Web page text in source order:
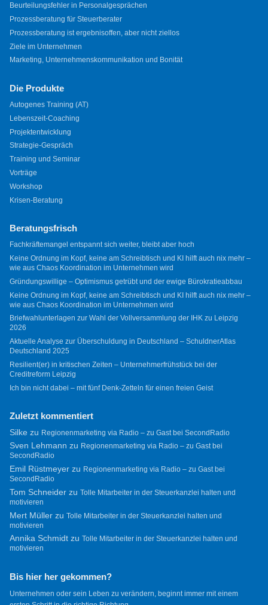
Beurteilungsfehler in Personalgesprächen
Prozessberatung für Steuerberater
Prozessberatung ist ergebnisoffen, aber nicht ziellos
Ziele im Unternehmen
Marketing, Unternehmenskommunikation und Bonität
Die Produkte
Autogenes Training (AT)
Lebenszeit-Coaching
Projektentwicklung
Strategie-Gespräch
Training und Seminar
Vorträge
Workshop
Krisen-Beratung
Beratungsfrisch
Fachkräftemangel entspannt sich weiter, bleibt aber hoch
Keine Ordnung im Kopf, keine am Schreibtisch und KI hilft auch nix mehr –
wie aus Chaos Koordination im Unternehmen wird
Gründungswillige – Optimismus getrübt und der ewige Bürokratieabbau
Keine Ordnung im Kopf, keine am Schreibtisch und KI hilft auch nix mehr –
wie aus Chaos Koordination im Unternehmen wird
Briefwahlunterlagen zur Wahl der Vollversammlung der IHK zu Leipzig
2026
Aktuelle Analyse zur Überschuldung in Deutschland – SchuldnerAtlas
Deutschland 2025
Resilient(er) in kritischen Zeiten – Unternehmerfrühstück bei der
Creditreform Leipzig
Ich bin nicht dabei – mit fünf Denk-Zetteln für einen freien Geist
Zuletzt kommentiert
Silkezu Regionenmarketing via Radio – zu Gast bei SecondRadio
Sven Lehmann zu Regionenmarketing via Radio – zu Gast bei
SecondRadio
Emil Rüstmeyerzu Regionenmarketing via Radio – zu Gast bei
SecondRadio
Tom Schneiderzu Tolle Mitarbeiter in der Steuerkanzlei halten und
motivieren
Mert Müllerzu Tolle Mitarbeiter in der Steuerkanzlei halten und
motivieren
Annika Schmidtzu Tolle Mitarbeiter in der Steuerkanzlei halten und
motivieren
Bis hier her gekommen?
Unternehmen oder sein Leben zu verändern, beginnt immer mit einem